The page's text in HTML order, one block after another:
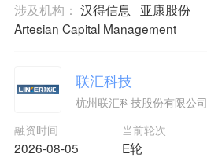
涉及机构： 汉得信息
亚康股份
Artesian Capital Management
联汇科技
杭州联汇科技股份有限公司
融资时间
2026-08-05
当前轮次
E轮